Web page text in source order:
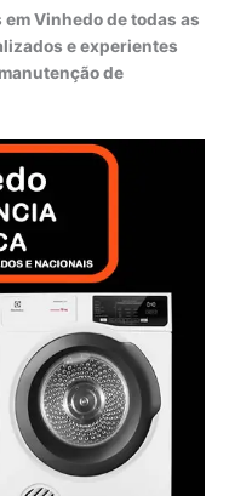
Vinhedo de todas as
e experientes
de